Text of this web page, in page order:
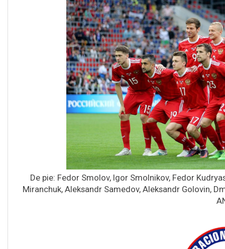
De pie: Fedor Smolov, Igor Smolnikov, Fedor
Miranchuk, Aleksandr Samedov, Aleksandr Golovin,